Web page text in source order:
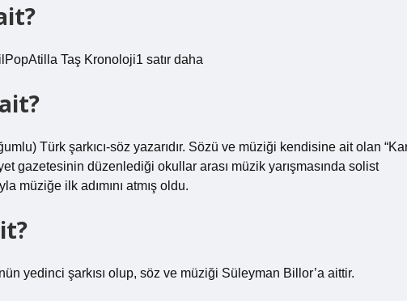
Taş Kronoloji1 satır daha
Türk şarkıcı-söz yazarıdır. Sözü ve müziği kendisine ait olan
gazetesinin düzenlediği okullar arası müzik yarışmasında solist
müziğe ilk adımını atmış oldu.
yedinci şarkısı olup, söz ve müziği Süleyman Billor’a aittir.